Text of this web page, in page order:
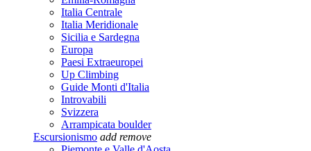
Italia Centrale
Italia Meridionale
Sicilia e Sardegna
Europa
Paesi Extraeuropei
Up Climbing
Guide Monti d'Italia
Introvabili
Svizzera
Arrampicata boulder
Escursionismo add remove